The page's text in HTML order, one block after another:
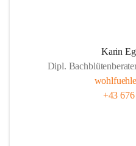
Karin
Dipl.
+43